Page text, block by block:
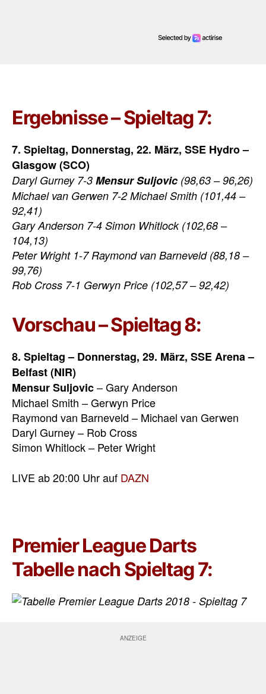
Ergebnisse – Spieltag 7:
7. Spieltag, Donnerstag, 22. März, SSE Hydro –
Glasgow (SCO)
Daryl Gurney 7-3 Mensur Suljovic (98,63 – 96,26)
Michael van Gerwen 7-2 Michael Smith (101,44 –
92,41)
Gary Anderson 7-4 Simon Whitlock (102,68 –
104,13)
Peter Wright 1-7 Raymond van Barneveld (88,18 –
99,76)
Rob Cross 7-1 Gerwyn Price (102,57 – 92,42)
Vorschau – Spieltag 8:
8. Spieltag – Donnerstag, 29. März, SSE Arena –
Belfast (NIR)
Mensur Suljovic– Gary Anderson
Michael Smith – Gerwyn Price
Raymond van Barneveld – Michael van Gerwen
Daryl Gurney – Rob Cross
Simon Whitlock – Peter Wright
LIVE ab 20:00 Uhr auf DAZN
Premier League Darts
Tabelle nach Spieltag 7: